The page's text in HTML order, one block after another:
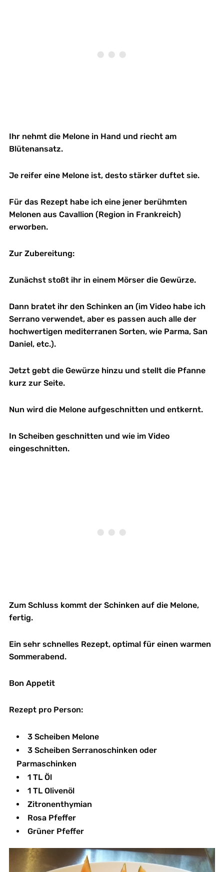
Ihr nehmt die Melone in Hand und riecht am
Blütenansatz.
Je reifer eine Melone ist, desto stärker duftet sie.
Für das Rezept habe ich eine jener berühmten
Melonen aus Cavallion (Region in Frankreich)
erworben.
Zur Zubereitung:
Zunächst stoßt ihr in einem Mörser die Gewürze.
Dann bratet ihr den Schinken an (im Video habe ich
Serrano verwendet, aber es passen auch alle der
hochwertigen mediterranen Sorten, wie Parma, San
Daniel, etc.).
Jetzt gebt die Gewürze hinzu und stellt die Pfanne
kurz zur Seite.
Nun wird die Melone aufgeschnitten und entkernt.
In Scheiben geschnitten und wie im Video
eingeschnitten.
Zum Schluss kommt der Schinken auf die Melone,
fertig.
Ein sehr schnelles Rezept, optimal für einen warmen
Sommerabend.
Bon Appetit
Rezept pro Person:
3 Scheiben Melone
3 Scheiben Serranoschinken oder
Parmaschinken
1 TL Öl
1 TL Olivenöl
Zitronenthymian
Rosa Pfeffer
Grüner Pfeffer